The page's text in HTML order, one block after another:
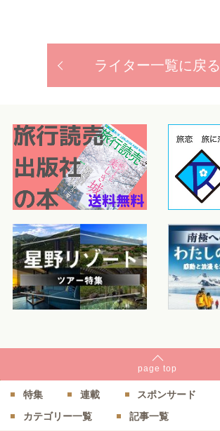
ライター一覧に戻る
page top
特集 連載
スポンサード
カテゴリー一覧
記事一覧